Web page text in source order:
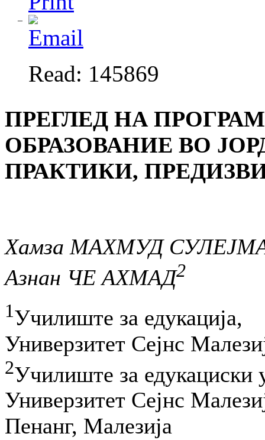
Read: 145869
ПРЕГЛЕД НА
ОБРАЗОВАНИЕ ВО
ПРАКТИКИ,
Хамза МАХМУД
Азнан ЧЕ АХМАД2
1Училиште за едукација,
Универзитет Сејнс
2Училиште за едукациски
Универзитет Сејнс
Пенанг, Малезија